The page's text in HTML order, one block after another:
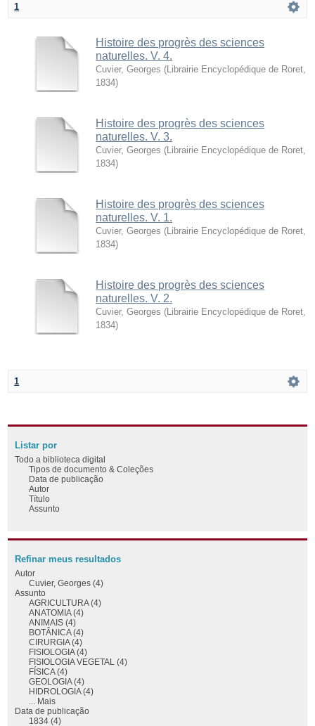
1
Histoire des progrès des sciences
naturelles. V. 4.
Cuvier, Georges ( Librairie Encyclopédique de Roret
1834)
Histoire des progrès des sciences
naturelles. V. 3.
Cuvier, Georges ( Librairie Encyclopédique de Roret
1834)
Histoire des progrès des sciences
naturelles. V. 1.
Cuvier, Georges ( Librairie Encyclopédique de Roret
1834)
Histoire des progrès des sciences
naturelles. V. 2.
Cuvier, Georges ( Librairie Encyclopédique de Roret
1834)
1
Listar por
Todo a biblioteca digital
Tipos de documento & Coleções
Data de publicação
Autor
Título
Assunto
Refinar meus resultados
Autor
Cuvier, Georges (4)
Assunto
AGRICULTURA (4)
ANATOMIA (4)
ANIMAIS (4)
BOTÂNICA (4)
CIRURGIA (4)
FISIOLOGIA (4)
FISIOLOGIA VEGETAL (4)
FÍSICA (4)
GEOLOGIA (4)
HIDROLOGIA (4)
... Mais
Data de publicação
1834 (4)